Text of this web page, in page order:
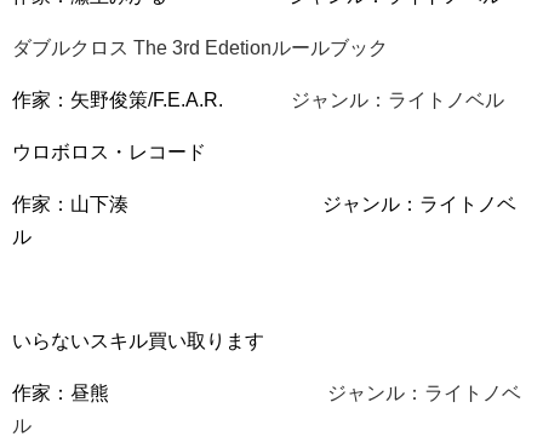
ダブルクロス The 3rd Edetionルールブック
作家：矢野俊策/F.E.A.R. ジャンル：ライトノベル
ウロボロス・レコード
作家：山下湊 ジャンル：ライトノベ
ル
いらないスキル買い取ります
作家：昼熊
ジャンル：ライトノベ
ル